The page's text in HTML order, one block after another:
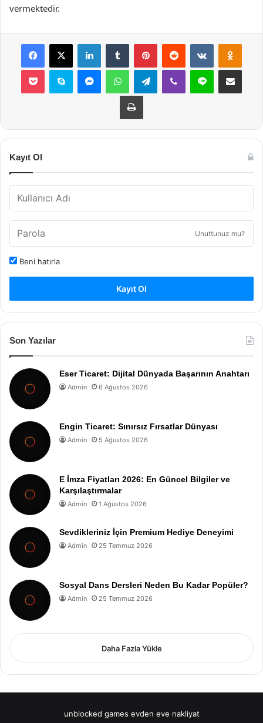
vermektedir.
Facebook
X LinkedInTumblr PinterestReddit VKontakte
Pocket Skype MessengerWhatsAppTelegramViber Line E-Posta ile
Yazdır
Kayıt Ol
Unuttunuz mu?
Beni hatırla
Kayıt Ol
Son Yazılar
Eser Ticaret: Dijital Dünyada Başarının Anahtarı
Admin 6 Ağustos 2026
Engin Ticaret: Sınırsız Fırsatlar Dünyası
Admin 5 Ağustos 2026
E İmza Fiyatları 2026: En Güncel Bilgiler ve
Karşılaştırmalar
Admin 1 Ağustos 2026
Sevdikleriniz İçin Premium Hediye Deneyimi
Admin 25 Temmuz 2026
Sosyal Dans Dersleri Neden Bu Kadar Popüler?
Admin 25 Temmuz 2026
Daha Fazla Yükle
unblocked games evden eve nakliyat